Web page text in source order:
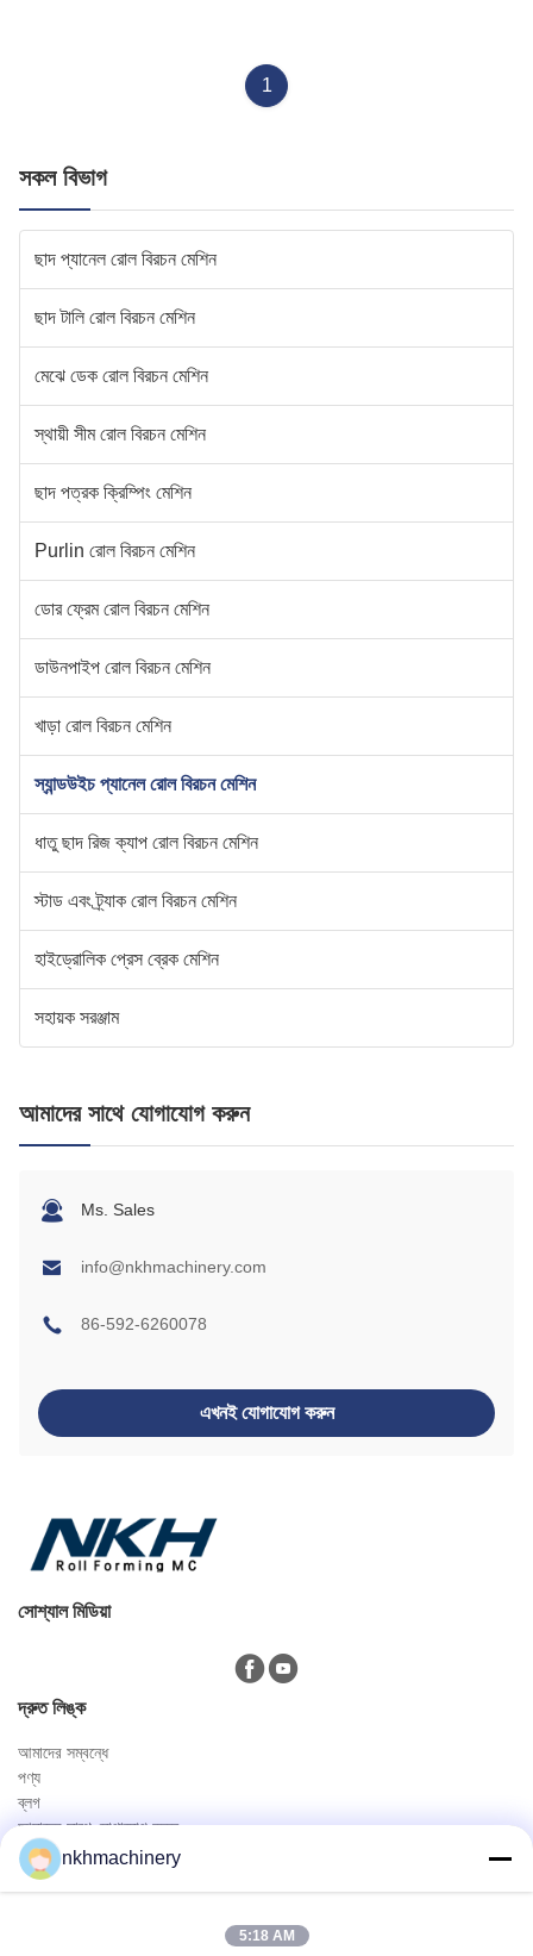
1
সকল বিভাগ
ছাদ প্যানেল রোল বিরচন মেশিন
ছাদ টালি রোল বিরচন মেশিন
মেঝে ডেক রোল বিরচন মেশিন
স্থায়ী সীম রোল বিরচন মেশিন
ছাদ পত্রক ক্রিম্পিং মেশিন
Purlin রোল বিরচন মেশিন
ডোর ফ্রেম রোল বিরচন মেশিন
ডাউনপাইপ রোল বিরচন মেশিন
খাড়া রোল বিরচন মেশিন
স্যান্ডউইচ প্যানেল রোল বিরচন মেশিন
ধাতু ছাদ রিজ ক্যাপ রোল বিরচন মেশিন
স্টাড এবং ট্র্যাক রোল বিরচন মেশিন
হাইড্রোলিক প্রেস ব্রেক মেশিন
সহায়ক সরঞ্জাম
আমাদের সাথে যোগাযোগ করুন
Ms. Sales
info@nkhmachinery.com
86-592-6260078
এখনই যোগাযোগ করুন
সোশ্যাল মিডিয়া
দ্রুত লিঙ্ক
আমাদের সম্বন্ধে
পণ্য
ব্লগ
আমাদের সাথে যোগাযোগ করুন
পণ্য
ছাদ প্যানেল রোল বিরচন মেশিন
nkhmachinery
5:18 AM